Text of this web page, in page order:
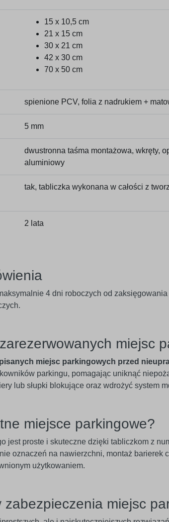
15 x 10,5 cm
21 x 15 cm
30 x 21 cm
42 x 30 cm
70 x 50 cm
spienione PCV, folia z nadrukiem +
5 mm
dwustronna taśma montażowa, wkręty,
aluminiowy
tak, tabliczka wykonana w całości z
2 lata
4 dni roboczych od zaksięgowania
miejsc
miejsc parkingowych przed
parkingu, pomagając uniknąć
lub słupki blokujące oraz wdrożyć system
miejsce parkingowe?
jest proste i skuteczne dzięki tabliczkom z
oznaczeń na nawierzchni, montaż barierek
użytkowaniem.
miejsc